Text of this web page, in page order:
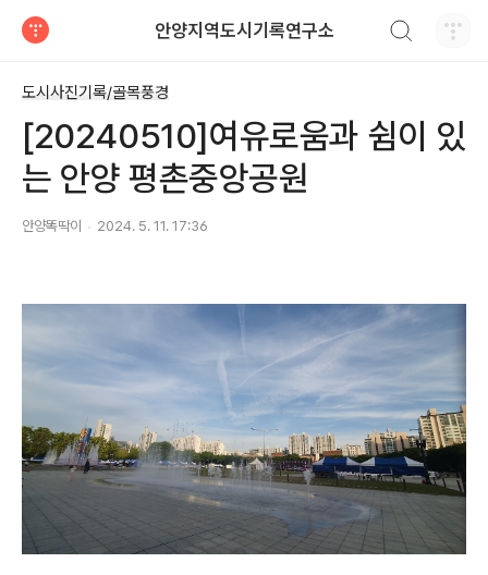
안양지역도시기록연구소
도시사진기록/골목풍경
[20240510]여유로움과 쉼이 있
는 안양 평촌중앙공원
안양똑딱이 2024. 5. 11. 17:36